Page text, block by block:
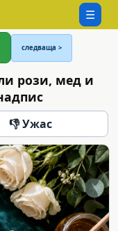
☰
следваща >
рози, мед и
👎 Ужас